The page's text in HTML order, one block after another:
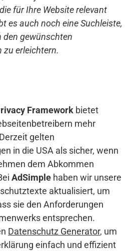
für Ihre Website relevant
es auch noch eine Suchleiste,
den gewünschten
zu erleichtern.
Framework bietet
mehr
gelten
in die USA als sicher, wenn
dem Abkommen
AdSimple haben wir unsere
aktualisiert, um
sie den Anforderungen
entsprechen.
Datenschutz Generator, um
einfach und effizient